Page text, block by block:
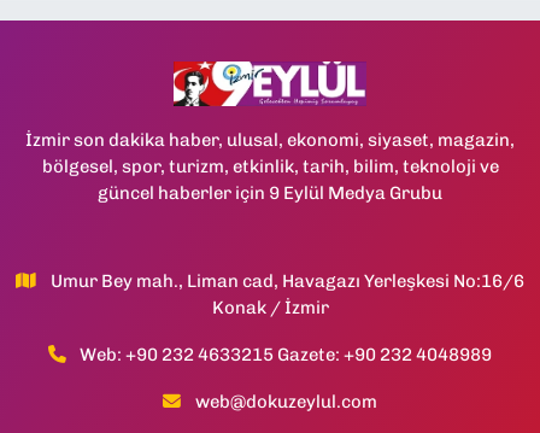
İzmir son dakika haber, ulusal, ekonomi, siyaset, magazin,
bölgesel, spor, turizm, etkinlik, tarih, bilim, teknoloji ve
güncel haberler için 9 Eylül Medya Grubu
Umur Bey mah., Liman cad, Havagazı Yerleşkesi No:16/6
Konak / İzmir
Web: +90 232 4633215 Gazete: +90 232 4048989
web@dokuzeylul.com